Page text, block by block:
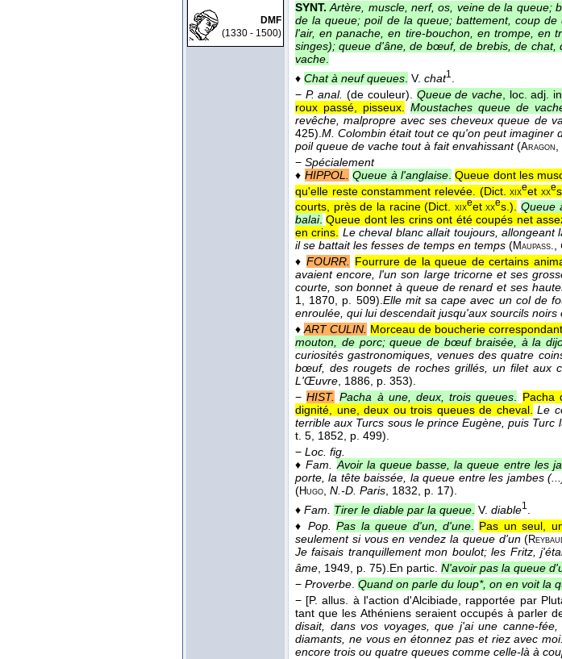
DMF
(1330 - 1500)
SYNT.Artère, muscle, nerf, os, veine de la queue;
de la queue; poil de la queue; battement, coup
l'air, en panache, en tire-bouchon, en trompe, en
singes); queue d'âne, de bœuf, de brebis, de
vache.
♦ Chat à neuf queues V. chat1
− P. anal. (de couleur). Queue de vache, loc. adj.
roux passé, pisseux.
Moustaches queue de
revêche, malpropre avec ses cheveux queue de
425). M. Colombin était tout ce qu'on peut imaginer
poil queue de vache tout à fait envahissant(Aragon
− Spécialement
♦ HIPPOL. Queue à l'anglaise. Queue dont les
qu'elle reste constamment relevée. (Dict.xixeet xxes.
courts, près de la racine (Dict. xixeetxxes.). Queue
balai. Queue dont les crins ont été coupés net
en crins. Le cheval blanc allait toujours,
il se battait les fesses de temps en temps (Maupass.,
♦ FOURR. Fourrure de la queue de certains
avaient encore, l'un son large tricorne et ses
courte, son bonnet à queue de renard et ses
1, 1870, p. 509).Elle mit sa cape avec un col de
enroulée, qui lui descendait jusqu'aux sourcils noirs
♦ART CULIN. Morceau de boucherie
mouton, de porc; queue de bœuf braisée, à la
curiosités gastronomiques, venues des quatre
bœuf, des rougets de roches grillés, un filet aux
L'Œuvre, 1886, p. 353).
−HIST. Pacha à une, deux, trois queues. Pacha
dignité, une, deux ou trois queues de cheval. Le
terrible aux Turcs sous le prince Eugène, puis
t. 5, 1852, p. 499).
− Loc. fig.
♦Fam. Avoir la queue basse, la queue entre les
porte, la tête baissée, la queue entre les jambes
(Hugo, N.-D. Paris, 1832, p. 17).
♦ Fam. Tirer le diable par la queue V. diable1
♦ Pop. Pas la queue d'un, d'une Pas un seul,
seulement si vous en vendez la queue d'un(
Je faisais tranquillement mon boulot; les Fritz,
âme , 1949 , p. 75). En partic. N'avoir pas la queue
− Proverbe Quand on parle du loup*, on en voit la
− [P. allus. à l'action d'Alcibiade, rapportée par
tant que les Athéniens seraient occupés à parler
disait, dans vos voyages, que j'ai une canne-
diamants, ne vous en étonnez pas et riez avec
encore trois ou quatre queues comme celle-là à